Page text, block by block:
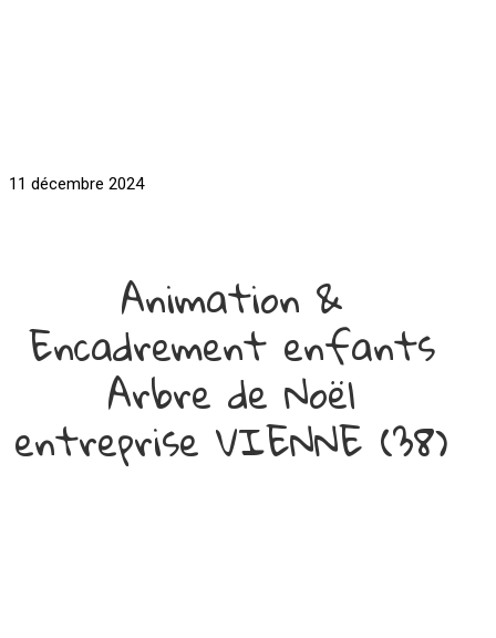
11 décembre 2024
Animation &
Encadrement enfants
Arbre de Noël
entreprise VIENNE (38)